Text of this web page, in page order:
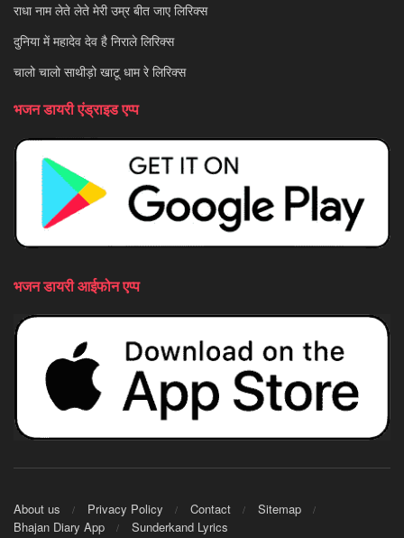
राधा नाम लेते लेते मेरी उम्र बीत जाए लिरिक्स
दुनिया में महादेव देव है निराले लिरिक्स
चालो चालो साथीड़ो खाटू धाम रे लिरिक्स
भजन डायरी एंड्राइड एप्प
भजन डायरी आईफोन एप्प
About us Privacy Policy Contact
Sitemap
Bhajan Diary App
Sunderkand Lyrics